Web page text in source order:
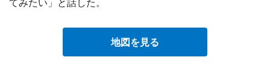
地図を見る